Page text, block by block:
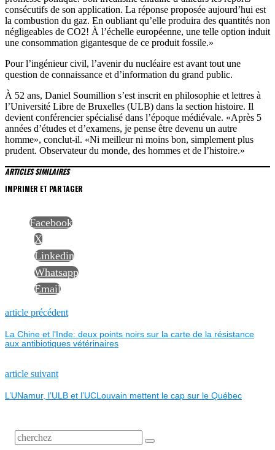
consécutifs de son application. La réponse proposée aujourd’hui est
la combustion du gaz. En oubliant qu’elle produira des quantités non
négligeables de CO2! À l’échelle européenne, une telle option induit
une consommation gigantesque de ce produit fossile.»
Pour l’ingénieur civil, l’avenir du nucléaire est avant tout une
question de connaissance et d’information du grand public.
À 52 ans, Daniel Soumillion s’est inscrit en philosophie et lettres à
l’Université Libre de Bruxelles (ULB) dans la section histoire. Il
devient conférencier spécialisé dans l’époque médiévale. «Après 5
années d’études et d’examens, je pense être devenu un autre
homme», conclut-il. «Ni meilleur ni moins bon, simplement plus
prudent. Observateur du monde, des hommes et de l’histoire.»
ARTICLES SIMILAIRES
IMPRIMER ET PARTAGER
Facebook
X
Linkedin
Whatsapp
Email
NAVIGATION
DE
L’ARTICLE
article précédentPrevious
La Chine et l’Inde: deux points noirs sur la carte de la résistance
aux antibiotiques vétérinaires
article suivantNext
L’UNamur, l’ULB et l’UCLouvain mettent le cap sur le Québec